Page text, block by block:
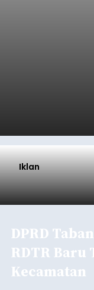
Iklan
DPRD
RDTR Baru
Kecamatan